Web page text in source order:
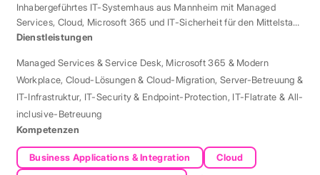
Inhabergeführtes IT-Systemhaus aus Mannheim mit Managed
Services, Cloud, Microsoft 365 und IT-Sicherheit für den Mittelstand
der Region Rhein-Neckar.
Dienstleistungen
Managed Services & Service Desk, Microsoft 365 & Modern
Workplace, Cloud-Lösungen & Cloud-Migration, Server-Betreuung &
IT-Infrastruktur, IT-Security & Endpoint-Protection, IT-Flatrate & All-
inclusive-Betreuung
Kompetenzen
Business Applications & Integration
Cloud